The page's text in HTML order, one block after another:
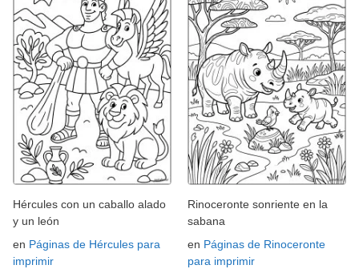
Hércules con un caballo alado
y un león
en Páginas de Hércules para
imprimir
Rinoceronte sonriente en la
sabana
en Páginas de Rinoceronte
para imprimir